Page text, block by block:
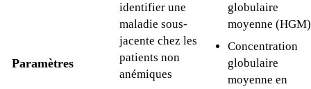
Paramètres
identifier une
maladie sous-
jacente chez les
patients non
anémiques
globulaire
moyenne (HGM)
Concentration
globulaire
moyenne en